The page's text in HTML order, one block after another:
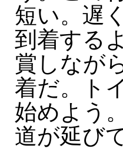
短い。遅
到着する
賞しなが
着だ。ト
始めよう
道が延び